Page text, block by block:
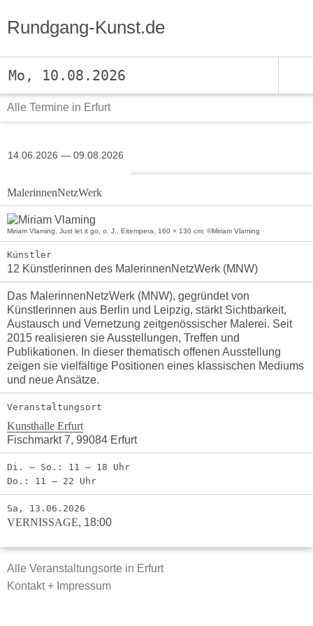
Rundgang-Kunst.de
Mo, 10.08.2026
Alle Termine in Erfurt
14.06.2026 — 09.08.2026
MalerinnenNetzWerk
Miriam Vlaming, Just let it go, o. J., Eitempera, 160 × 130 cm; ©Miriam Vlaming
Künstler
12 Künstlerinnen des MalerinnenNetzWerk (MNW)
Das MalerinnenNetzWerk (MNW), gegründet von
Künstlerinnen aus Berlin und Leipzig, stärkt Sichtbarkeit,
Austausch und Vernetzung zeitgenössischer Malerei. Seit
2015 realisieren sie Ausstellungen, Treffen und
Publikationen. In dieser thematisch offenen Ausstellung
zeigen sie vielfältige Positionen eines klassischen Mediums
und neue Ansätze.
Veranstaltungsort
Kunsthalle Erfurt
Fischmarkt 7, 99084 Erfurt
Di. – So.: 11 – 18 Uhr
Do.: 11 – 22 Uhr
Sa, 13.06.2026
VERNISSAGE, 18:00
Alle Veranstaltungsorte in Erfurt
Kontakt + Impressum